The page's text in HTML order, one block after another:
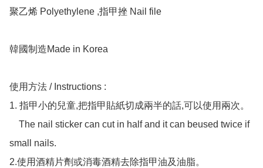
聚乙烯 Polyethylene ,指甲挫 Nail file
韓國制造Made in Korea
使用方法 / Instructions :
1. 指甲小的兒童,把指甲貼紙切成兩半的話,可以使用兩次。
small nails.
2.使用酒精片劑或消毒酒精去除指甲油及油脂。